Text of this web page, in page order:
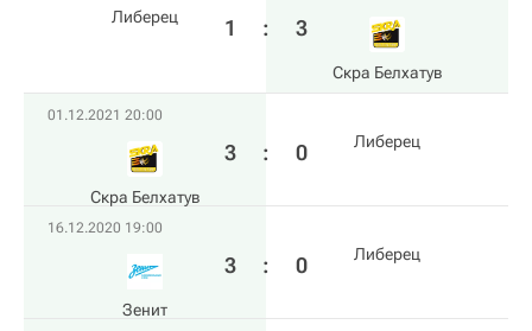
Либерец 1 : 3
Скра Белхатув
01.12.2021 20:00
Скра Белхатув
3 : 0 Либерец
16.12.2020 19:00
Зенит
3 : 0 Либерец